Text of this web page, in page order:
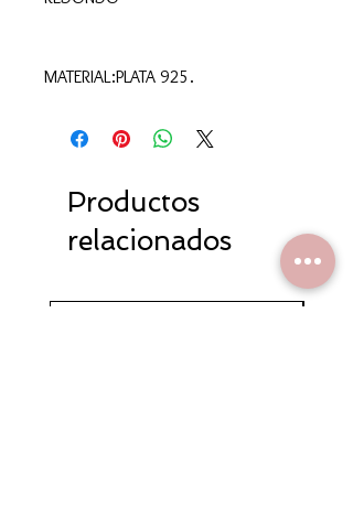
MATERIAL:PLATA 925.
Productos
relacionados